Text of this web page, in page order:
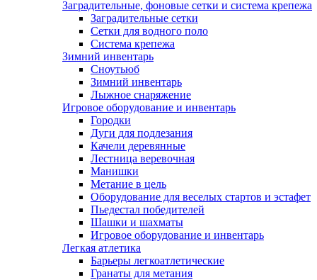
Заградительные, фоновые сетки и система крепежа
Заградительные сетки
Сетки для водного поло
Система крепежа
Зимний инвентарь
Сноутьюб
Зимний инвентарь
Лыжное снаряжение
Игровое оборудование и инвентарь
Городки
Дуги для подлезания
Качели деревянные
Лестница веревочная
Манишки
Метание в цель
Оборудование для веселых стартов и эстафет
Пьедестал победителей
Шашки и шахматы
Игровое оборудование и инвентарь
Легкая атлетика
Барьеры легкоатлетические
Гранаты для метания